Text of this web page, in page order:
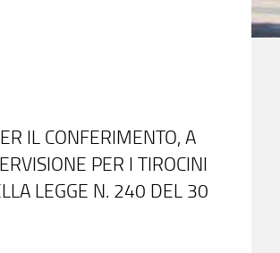
IL CONFERIMENTO, A
PER I TIROCINI
LEGGE N. 240 DEL 30